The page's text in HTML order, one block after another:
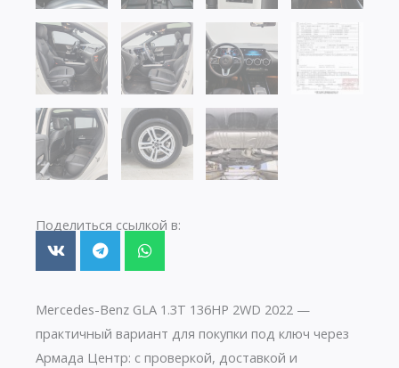
Поделиться ссылкой в:
Mercedes-Benz GLA 1.3T 136HP 2WD 2022 —
практичный вариант для покупки под ключ через
Армада Центр: с проверкой, доставкой и